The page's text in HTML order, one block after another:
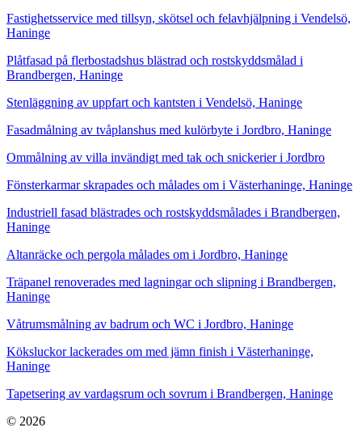
Fastighetsservice med tillsyn, skötsel och felavhjälpning i Vendelsö,
Haninge
Plåtfasad på flerbostadshus blästrad och rostskyddsmålad i
Brandbergen, Haninge
Stenläggning av uppfart och kantsten i Vendelsö, Haninge
Fasadmålning av tvåplanshus med kulörbyte i Jordbro, Haninge
Ommålning av villa invändigt med tak och snickerier i Jordbro
Fönsterkarmar skrapades och målades om i Västerhaninge, Haninge
Industriell fasad blästrades och rostskyddsmålades i Brandbergen,
Haninge
Altanräcke och pergola målades om i Jordbro, Haninge
Träpanel renoverades med lagningar och slipning i Brandbergen,
Haninge
Våtrumsmålning av badrum och WC i Jordbro, Haninge
Köksluckor lackerades om med jämn finish i Västerhaninge,
Haninge
Tapetsering av vardagsrum och sovrum i Brandbergen, Haninge
© 2026